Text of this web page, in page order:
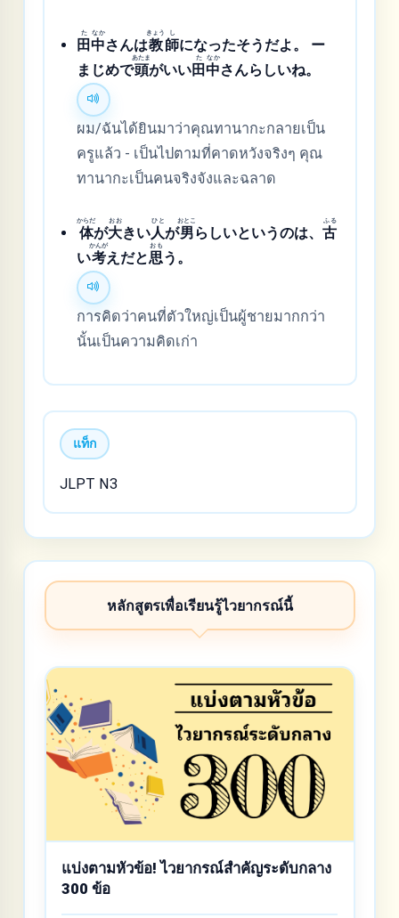
田
た
中
なか
さんは教
きょう
師
し
になったそうだよ。 ー
まじめで頭
あたま
がいい田
た
中
なか
さんらしいね。
ผม/ฉันได้ยินมาว่าคุณทานากะกลายเป็น
ครูแล้ว - เป็นไปตามที่คาดหวังจริงๆ คุณ
ทานากะเป็นคนจริงจังและฉลาด
体
からだ
が大
おお
きい人
ひと
が男
おとこ
らしいというのは、古
ふる
い考
かんが
えだと思
おも
う。
การคิดว่าคนที่ตัวใหญ่เป็นผู้ชายมากกว่า
นั้นเป็นความคิดเก่า
แท็ก
JLPT N3
หลักสูตรเพื่อเรียนรู้ไวยากรณ์นี้
แบ่งตามหัวข้อ! ไวยากรณ์สำคัญระดับกลาง
300 ข้อ